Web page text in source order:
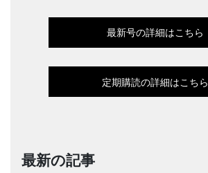
最新号の詳細はこちら
定期購読の詳細はこちら
最新の記事